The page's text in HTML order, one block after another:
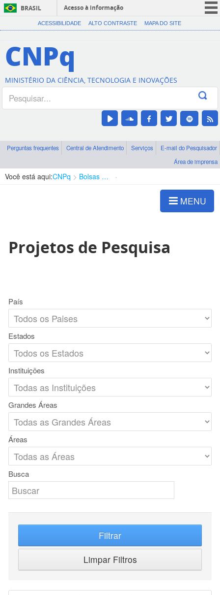
BRASIL
Acesso à informação
CORONAVÍRUS (COVID-19)
Canais
ACESSIBILIDADE ALTO CONTRASTE MAPA DO SITE
CNPq
MINISTÉRIO DA CIÊNCIA, TECNOLOGIA E INOVAÇÕES
Perguntas frequentes Central de Atendimento Serviços
E-mail do Pesquisador
Área de imprensa
Você está aqui:CNPq Bolsas e Auxílios Vigentes
MENU
Projetos de Pesquisa
País
Estados
Instituições
Grandes Áreas
Áreas
Busca
Filtrar
Limpar Filtros